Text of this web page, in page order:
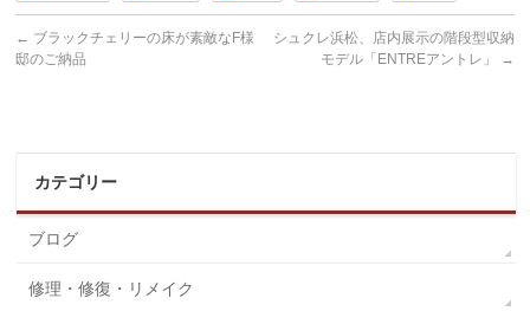
← ブラックチェリーの床が素敵なF様
邸のご納品
シュクレ浜松、店内展示の階段型収納
モデル「ENTREアントレ」
→
カテゴリー
ブログ
修理・修復・リメイク